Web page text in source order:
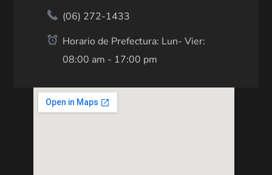
(06) 272-1433
Horario de Prefectura: Lun- Vier:
08:00 am - 17:00 pm